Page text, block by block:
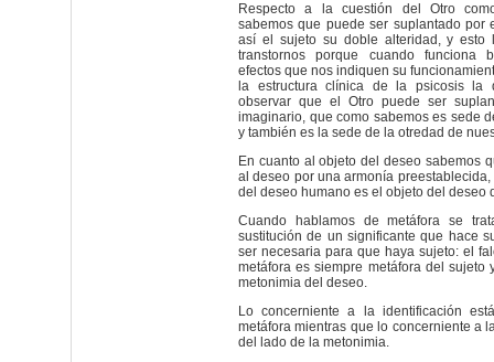
Respecto a la cuestión del Otro
sabemos que puede ser suplantado por
así el sujeto su doble alteridad, y esto
transtornos porque cuando funciona
efectos que nos indiquen su
la estructura clínica de la psicosis la
observar que el Otro puede ser
imaginario, que como sabemos es sede
y también es la sede de la otredad de
En cuanto al objeto del deseo sabemos
al deseo por una armonía
del deseo humano es el objeto del deseo
Cuando hablamos de metáfora se
sustitución de un significante que hace
ser necesaria para que haya sujeto: el
metáfora es siempre metáfora del sujeto
metonimia del deseo.
Lo concerniente a la identificación
metáfora mientras que lo concerniente a
del lado de la metonimia.